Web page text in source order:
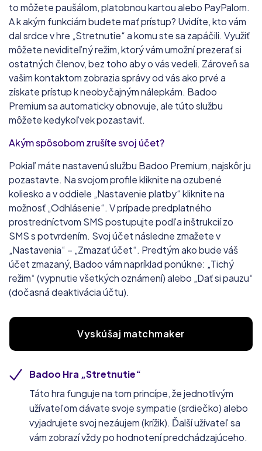
to môžete paušálom, platobnou kartou alebo PayPalom.
A k akým funkciám budete mať prístup? Uvidíte, kto vám
dal srdce v hre „Stretnutie“ a komu ste sa zapáčili. Využiť
môžete neviditeľný režim, ktorý vám umožní prezerať si
ostatných členov, bez toho aby o vás vedeli. Zároveň sa
vašim kontaktom zobrazia správy od vás ako prvé a
získate prístup k neobyčajným nálepkám. Badoo
Premium sa automaticky obnovuje, ale túto službu
môžete kedykoľvek pozastaviť.
Akým spôsobom zrušíte svoj účet?
Pokiaľ máte nastavenú službu Badoo Premium, najskôr ju
pozastavte. Na svojom profile kliknite na ozubené
koliesko a v oddiele „Nastavenie platby“ kliknite na
možnosť „Odhlásenie“. V prípade predplatného
prostredníctvom SMS postupujte podľa inštrukcií zo
SMS s potvrdením. Svoj účet následne zmažete v
„Nastavenia“ – „Zmazať účet“. Predtým ako bude váš
účet zmazaný, Badoo vám napríklad ponúkne: „Tichý
režim“ (vypnutie všetkých oznámení) alebo „Dať si pauzu“
(dočasná deaktivácia účtu).
Vyskúšaj matchmaker
Badoo Hra „Stretnutie“
Táto hra funguje na tom princípe, že jednotlivým
užívateľom dávate svoje sympatie (srdiečko) alebo
vyjadrujete svoj nezáujem (krížik). Ďalší užívateľ sa
vám zobrazí vždy po hodnotení predchádzajúceho.